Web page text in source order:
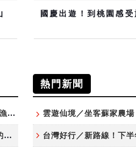
國慶出遊！到桃園感
「東北角外澳月夜」8/22-8/23浪漫登場 串聯五漁村、音樂、市集、火舞與慢旅共度夏夜
嘉義鹿草夏日探索趣！結合科學、農場與自然的親子小旅行
熱門新聞
雲遊仙境／坐客蘇家農